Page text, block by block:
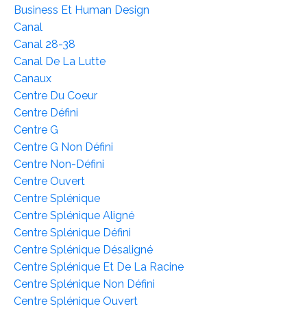
Business Et Human Design
Canal
Canal 28-38
Canal De La Lutte
Canaux
Centre Du Coeur
Centre Défini
Centre G
Centre G Non Défini
Centre Non-Défini
Centre Ouvert
Centre Splénique
Centre Splénique Aligné
Centre Splénique Défini
Centre Splénique Désaligné
Centre Splénique Et De La Racine
Centre Splénique Non Défini
Centre Splénique Ouvert